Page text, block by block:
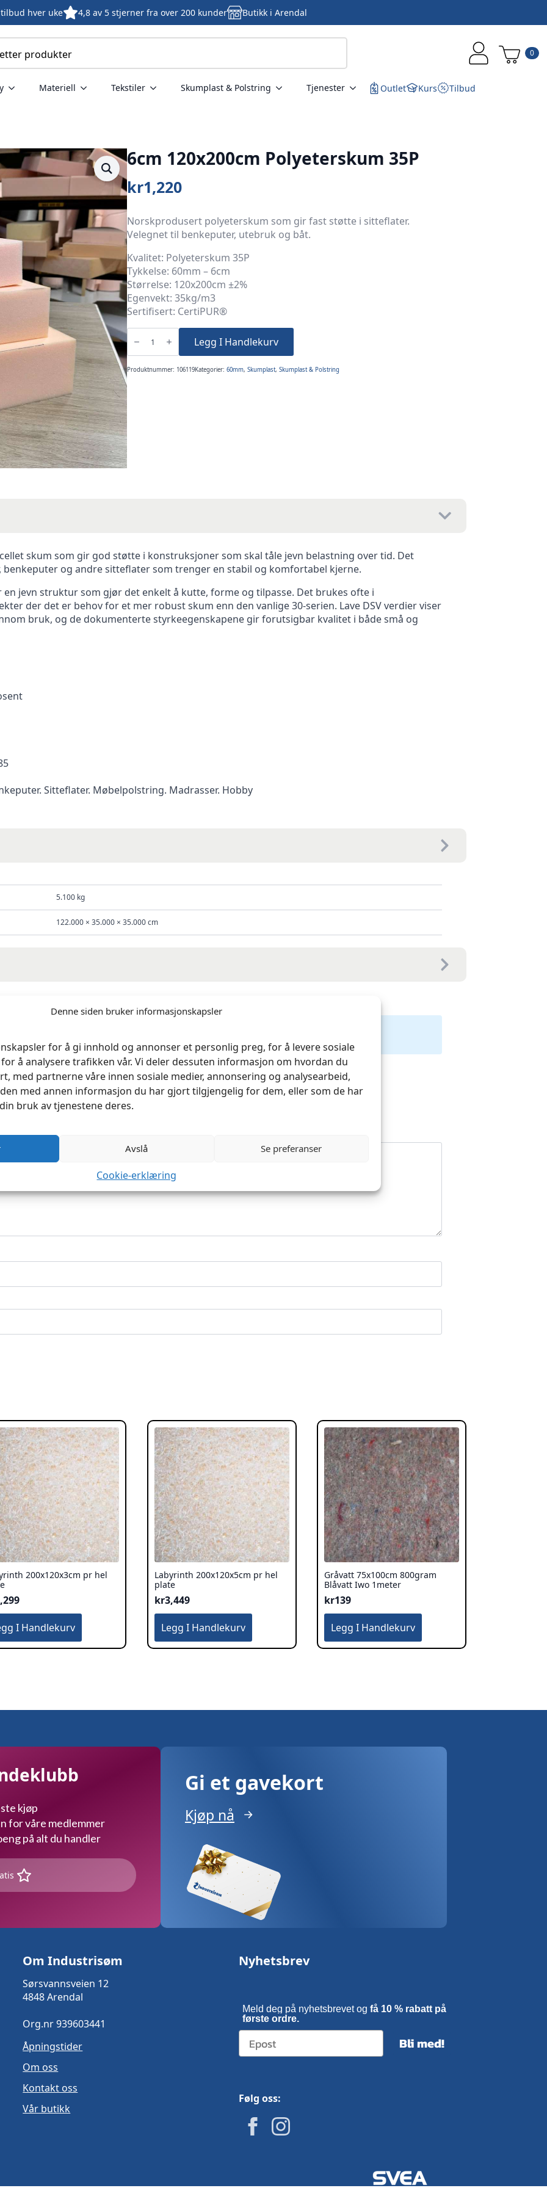
Denne siden bruker informasjonskapsler
for å gi innhold og annonser et personlig preg, for å levere sosiale
å analysere trafikken vår. Vi deler dessuten informasjon om hvordan du
med partnerne våre innen sosiale medier, annonsering og analysearbeid,
med annen informasjon du har gjort tilgjengelig for dem, eller som de har
bruk av tjenestene deres.
Avslå Se preferanser
Cookie-erklæring
hver uke 4,8 av 5 stjerner fra over 200 kunder Butikk i Arendal
0
Materiell Tekstiler Skumplast & Polstring Tjenester Outlet Kurs Tilbud
6cm 120x200cm Polyeterskum 35P
kr1,220
Norskprodusert polyeterskum som gir fast støtte i sitteflater.
Velegnet til benkeputer, utebruk og båt.
Kvalitet: Polyeterskum 35P
Tykkelse: 60mm – 6cm
Størrelse: 120x200cm ±2%
Egenvekt: 35kg/m3
Sertifisert: CertiPUR®
6cm
120x200cm
Polyeterskum
35P
antall
Legg I Handlekurv
Produktnummer: 106119Kategorier: 60mm, Skumplast, Skumplast & Polstring
skum som gir god støtte i konstruksjoner som skal tåle jevn belastning over tid. Det
og andre sitteflater som trenger en stabil og komfortabel kjerne.
jevn struktur som gjør det enkelt å kutte, forme og tilpasse. Det brukes ofte i
der det er behov for et mer robust skum enn den vanlige 30-serien. Lave DSV verdier viser
bruk, og de dokumenterte styrkeegenskapene gir forutsigbar kvalitet i både små og
Sitteflater. Møbelpolstring. Madrasser. Hobby
5.100 kg
122.000 × 35.000 × 35.000 cm
Polyeterskum 35P»
Obligatoriske felt er merket med*
200x120x3cm pr hel
I Handlekurv
Labyrinth 200x120x5cm pr hel
plate
kr3,449
Legg I Handlekurv
Gråvatt 75x100cm 800gram
Blåvatt Iwo 1meter
kr139
Legg I Handlekurv
kjøp
for våre medlemmer
på alt du handler
Gi et gavekort
Kjøp nå
Om Industrisøm
Sørsvannsveien 12
4848 Arendal
Org.nr 939603441
Åpningstider
Om oss
Kontakt oss
Vår butikk
Nyhetsbrev
Meld deg på nyhetsbrevet og få 10 % rabatt på
første ordre.
Bli med!
Følg oss: